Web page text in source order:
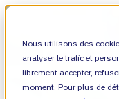
Nous utilisons des
analyser le trafic et
librement accepter,
moment. Pour plus de